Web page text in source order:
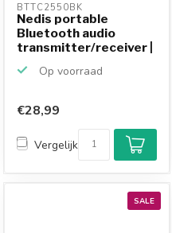
BTTC2550BK
Nedis portable
Bluetooth audio
transmitter/receiver |
Op voorraad
€28,99
Vergelijk
SALE